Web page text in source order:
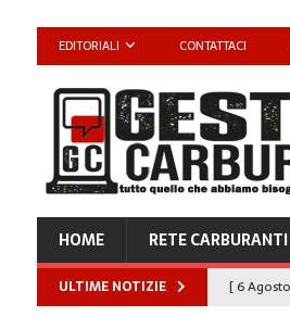
EDITORIALI CONTATTACI
HOME RETE CARBURANTI
ULTIME NOTIZIE [ 6